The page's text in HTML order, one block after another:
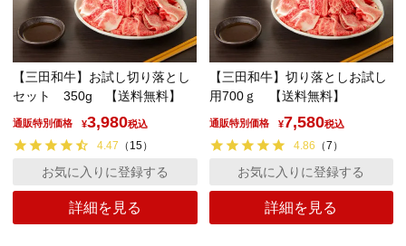
【三田和牛】お試し切り落とし
セット 350g 【送料無料】
通販特別価格 ¥3,980税込
4.47 （ 15）
詳細を見る
お気に入りに登録する
【三田和牛】切り落としお試し
用700ｇ 【送料無料】
通販特別価格 ¥7,580税込
4.86 （7 ）
詳細を見る
お気に入りに登録する